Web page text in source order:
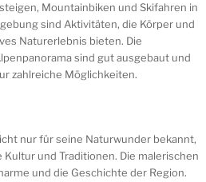
Mountainbiken und Skifahren in
sind Aktivitäten, die Körper und
Naturerlebnis bieten. Die
sind gut ausgebaut und
zahlreiche Möglichkeiten.
nur für seine Naturwunder bekannt,
und Traditionen. Die malerischen
und die Geschichte der Region.